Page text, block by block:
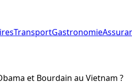
TransportGastronomie
et Bourdain au Vietnam ?